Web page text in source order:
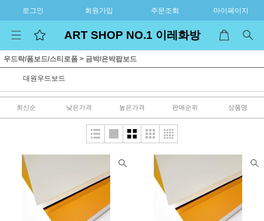
로그인 회원가입 주문조회 마이페이지
ART SHOP NO.1 이레화방
우드락/폼보드/스티로폼 > 금박/은박팝보드
대원우드보드
최신순 낮은가격 높은가격 판매순위 상품명